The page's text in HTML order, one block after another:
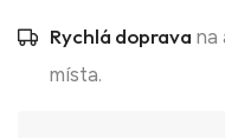
Rychlá doprava na
místa.